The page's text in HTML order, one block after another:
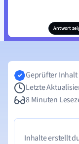
Antwort
Geprüfter Inhalt
Letzte
8 Minuten
Inhalte erstellt